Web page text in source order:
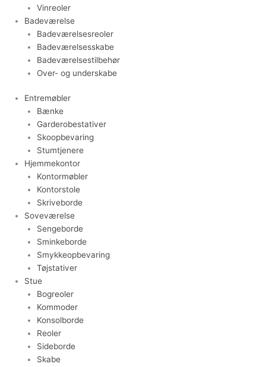
Vinreoler
Badeværelse
Badeværelsesreoler
Badeværelsesskabe
Badeværelsestilbehør
Over- og underskabe
Entremøbler
Bænke
Garderobestativer
Skoopbevaring
Stumtjenere
Hjemmekontor
Kontormøbler
Kontorstole
Skriveborde
Soveværelse
Sengeborde
Sminkeborde
Smykkeopbevaring
Tøjstativer
Stue
Bogreoler
Kommoder
Konsolborde
Reoler
Sideborde
Skabe